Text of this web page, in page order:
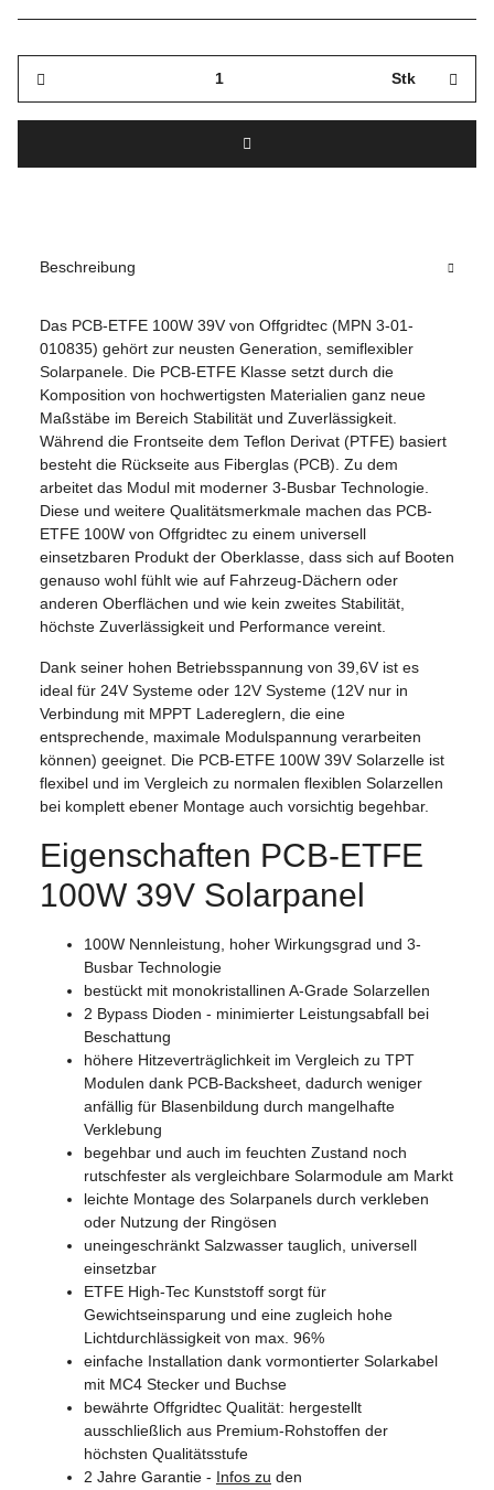
Stk
Beschreibung
Das PCB-ETFE 100W 39V von Offgridtec (MPN 3-01-
010835) gehört zur neusten Generation, semiflexibler
Solarpanele. Die PCB-ETFE Klasse setzt durch die
Komposition von hochwertigsten Materialien ganz neue
Maßstäbe im Bereich Stabilität und Zuverlässigkeit.
Während die Frontseite dem Teflon Derivat (PTFE) basiert
besteht die Rückseite aus Fiberglas (PCB). Zu dem
arbeitet das Modul mit moderner 3-Busbar Technologie.
Diese und weitere Qualitätsmerkmale machen das PCB-
ETFE 100W von Offgridtec zu einem universell
einsetzbaren Produkt der Oberklasse, dass sich auf Booten
genauso wohl fühlt wie auf Fahrzeug-Dächern oder
anderen Oberflächen und wie kein zweites Stabilität,
höchste Zuverlässigkeit und Performance vereint.
Dank seiner hohen Betriebsspannung von 39,6V ist es
ideal für 24V Systeme oder 12V Systeme (12V nur in
Verbindung mit MPPT Ladereglern, die eine
entsprechende, maximale Modulspannung verarbeiten
können) geeignet. Die PCB-ETFE 100W 39V Solarzelle ist
flexibel und im Vergleich zu normalen flexiblen Solarzellen
bei komplett ebener Montage auch vorsichtig begehbar.
Eigenschaften PCB-ETFE
100W 39V Solarpanel
100W Nennleistung, hoher Wirkungsgrad und 3-
Busbar Technologie
bestückt mit monokristallinen A-Grade Solarzellen
2 Bypass Dioden - minimierter Leistungsabfall bei
Beschattung
höhere Hitzeverträglichkeit im Vergleich zu TPT
Modulen dank PCB-Backsheet, dadurch weniger
anfällig für Blasenbildung durch mangelhafte
Verklebung
begehbar und auch im feuchten Zustand noch
rutschfester als vergleichbare Solarmodule am Markt
leichte Montage des Solarpanels durch verkleben
oder Nutzung der Ringösen
uneingeschränkt Salzwasser tauglich, universell
einsetzbar
ETFE High-Tec Kunststoff sorgt für
Gewichtseinsparung und eine zugleich hohe
Lichtdurchlässigkeit von max. 96%
einfache Installation dank vormontierter Solarkabel
mit MC4 Stecker und Buchse
bewährte Offgridtec Qualität: hergestellt
ausschließlich aus Premium-Rohstoffen der
höchsten Qualitätsstufe
2 Jahre Garantie - Infos zu den